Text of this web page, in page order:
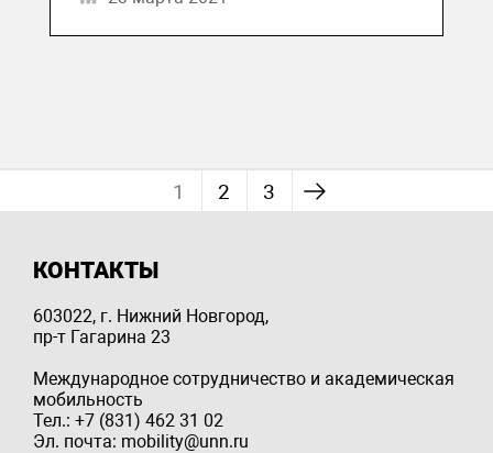
1 2 3
КОНТАКТЫ
603022, г. Нижний Новгород,
пр-т Гагарина 23
Международное сотрудничество и академическая
мобильность
Тел.: +7 (831) 462 31 02
Эл. почта: mobility@unn.ru